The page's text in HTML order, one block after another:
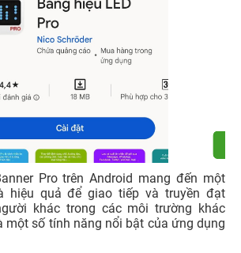
Pro trên Android mang đến một
hiệu quả để giao tiếp và truyền đạt
khác trong các môi trường khác
một số tính năng nổi bật của ứng dụng